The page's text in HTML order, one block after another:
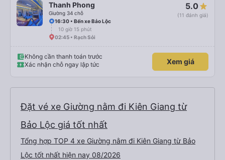
Thanh Phong
Giường 34 chỗ
5.0
(11 đánh giá)
16:30 • Bến xe Bảo Lộc
10 giờ 15 phút
02:45 • Rạch Sỏi
Không cần thanh toán trước
Xác nhận chỗ ngay lập tức
Xem giá
Đặt vé xe Giường nằm đi Kiên Giang từ
Bảo Lộc giá tốt nhất
Tổng hợp TOP 4 xe Giường nằm đi Kiên Giang từ Bảo
Lộc tốt nhất hiện nay 08/2026